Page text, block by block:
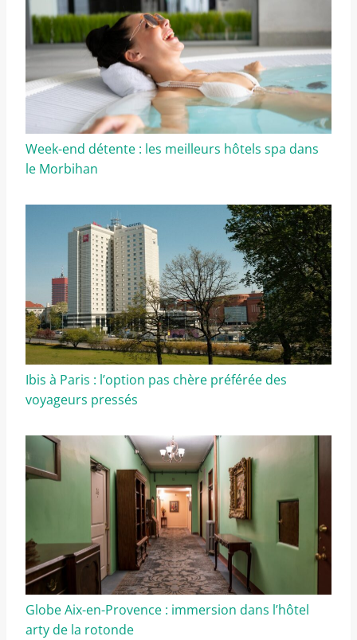
Week-end détente : les meilleurs hôtels spa dans
le Morbihan
Ibis à Paris : l’option pas chère préférée des
voyageurs pressés
Globe Aix-en-Provence : immersion dans l’hôtel
arty de la rotonde